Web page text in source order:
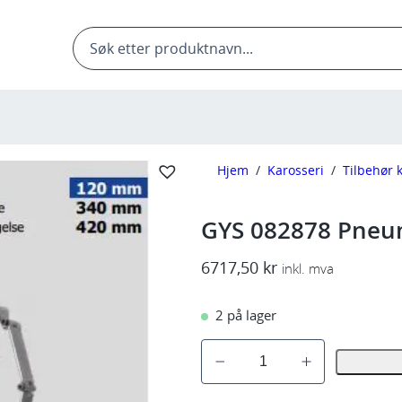
Products
search
Hjem / Karosseri / Tilbehør
GYS 082878
6717,50 kr inkl. mva
2 på lager
Y